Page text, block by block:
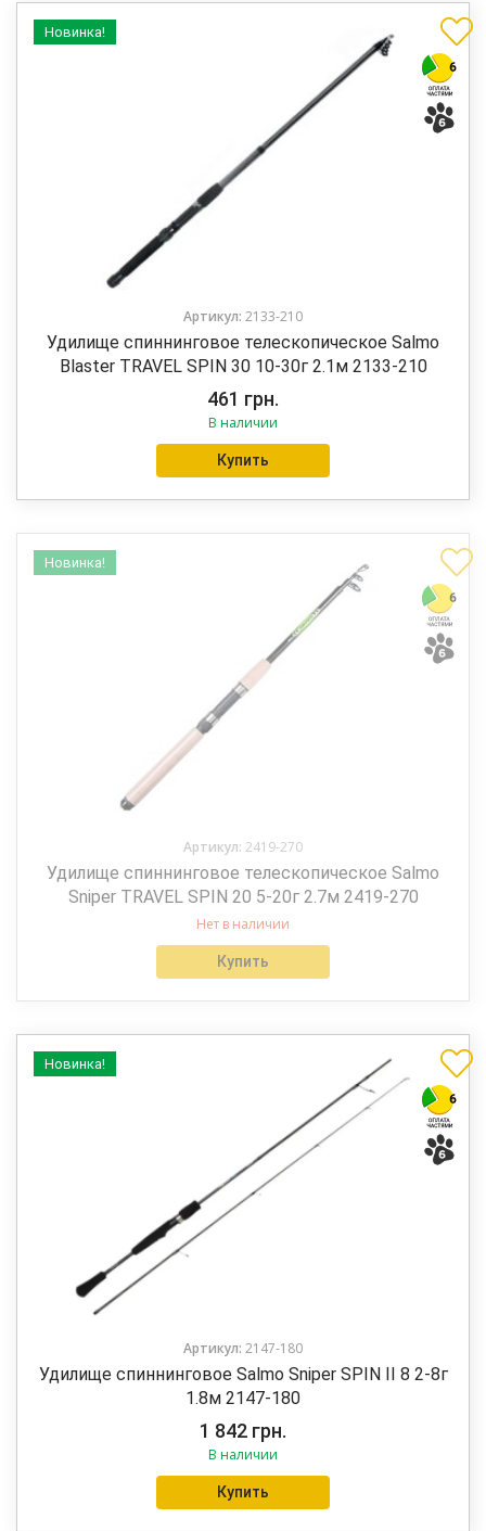
Новинка!
Артикул: 2133-210
Удилище спиннинговое телескопическое Salmo
Blaster TRAVEL SPIN 30 10-30г 2.1м 2133-210
461 грн.
В наличии
Купить
Новинка!
Артикул: 2419-270
Удилище спиннинговое телескопическое Salmo
Sniper TRAVEL SPIN 20 5-20г 2.7м 2419-270
Нет в наличии
Купить
Новинка!
Артикул: 2147-180
Удилище спиннинговое Salmo Sniper SPIN II 8 2-8г
1.8м 2147-180
1 842 грн.
В наличии
Купить